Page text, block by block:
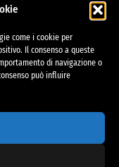
come i cookie per
Il consenso a queste
di navigazione o
può influire